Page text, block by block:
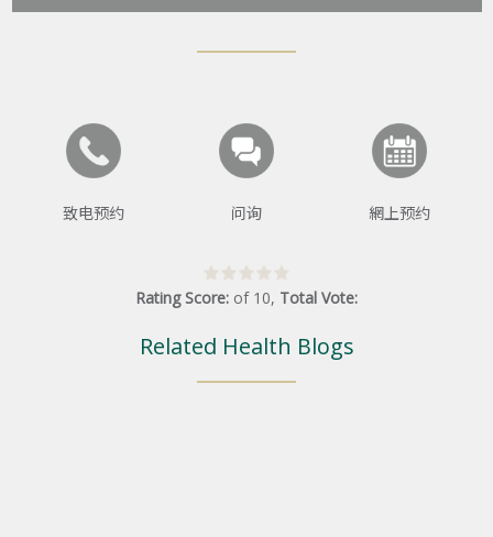
致电预约 问询 網上预约
Rating Score: of 10, Total Vote:
Related Health Blogs